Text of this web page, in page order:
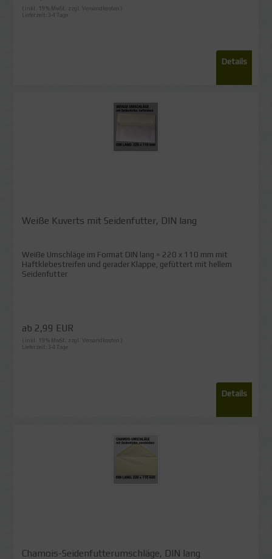
( inkl. 19 % MwSt. zzgl. Versandkosten )
Lieferzeit:3-4 Tage
Details
Weiße Kuverts mit Seidenfutter, DIN lang
Weiße Umschläge im Format DIN lang = 220 x 110 mm mit
Haftklebestreifen und gerader Klappe, gefüttert mit hellem
Seidenfutter
ab 2,99 EUR
( inkl. 19 % MwSt. zzgl. Versandkosten )
Lieferzeit:3-4 Tage
Details
Chamois-Seidenfutterumschläge, DIN lang